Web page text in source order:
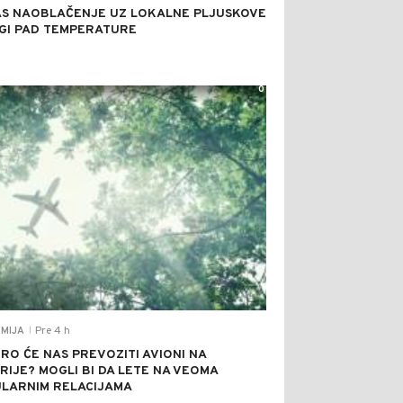
NAOBLAČENJE UZ LOKALNE PLJUSKOVE
PAD TEMPERATURE
Pre 4 h
ĆE NAS PREVOZITI AVIONI NA
MOGLI BI DA LETE NA VEOMA
RELACIJAMA
0